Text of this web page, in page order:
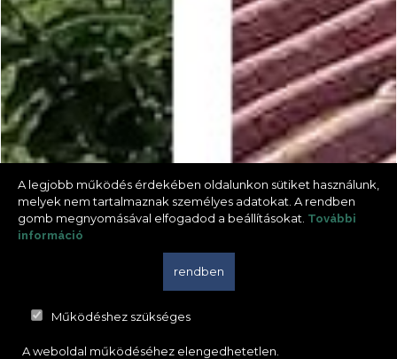
A legjobb működés érdekében oldalunkon sütiket használunk,
melyek nem tartalmaznak személyes adatokat. A rendben
gomb megnyomásával elfogadod a beállításokat. További
információ
rendben
Működéshez szükséges
A weboldal működéséhez elengedhetetlen.